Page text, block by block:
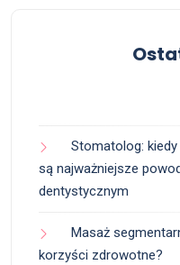
Stomatolog:
są najważniejsze
dentystycznym
Masaż
korzyści zdrowotne?